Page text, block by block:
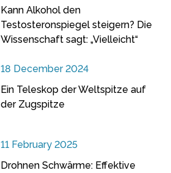
Kann Alkohol den
Testosteronspiegel steigern? Die
Wissenschaft sagt: „Vielleicht“
18 December 2024
Ein Teleskop der Weltspitze auf
der Zugspitze
11 February 2025
Drohnen Schwärme: Effektive